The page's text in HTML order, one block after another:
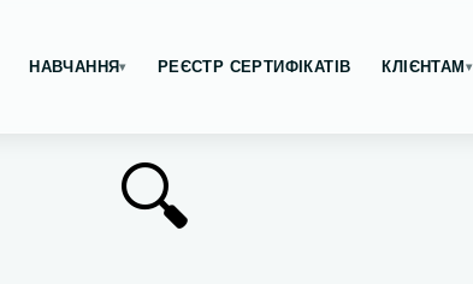
НАВЧАННЯ▾ РЕЄСТР СЕРТИФІКАТІВ КЛІЄНТАМ▾
🔍